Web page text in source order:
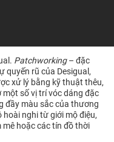
Patchworking– đặc
quyến rũ của Desigual,
xử lý bằng kỹ thuật thêu,
một số vị trí vóc dáng đặc
đầy màu sắc của thương
hoài nghi từ giới mộ điệu,
hoặc các tín đồ thời